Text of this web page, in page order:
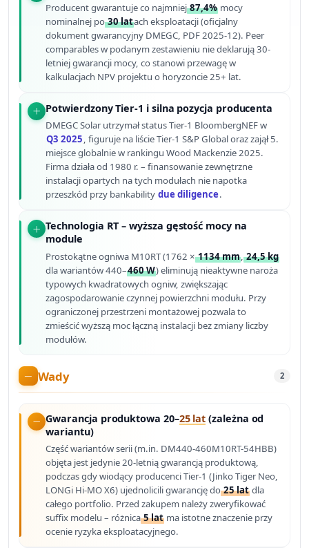
Producent gwarantuje co najmniej87,4% mocy
nominalnej po30 latach eksploatacji (oficjalny
dokument gwarancyjny DMEGC, PDF 2025-12). Peer
comparables w podanym zestawieniu nie deklarują 30-
letniej gwarancji mocy, co stanowi przewagę w
kalkulacjach NPV projektu o horyzoncie 25+ lat.
Potwierdzony Tier-1 i silna pozycja producenta
DMEGC Solar utrzymał status Tier-1 BloombergNEF w
Q3 2025, figuruje na liście Tier-1 S&P Global oraz zajął 5.
miejsce globalnie w rankingu Wood Mackenzie 2025.
Firma działa od 1980 r. – finansowanie zewnętrzne
instalacji opartych na tych modułach nie napotka
przeszkód przy bankability due diligence.
Technologia RT – wyższa gęstość mocy na
module
Prostokątne ogniwa M10RT (1762 ×1134 mm,24,5 kg
dla wariantów 440–460 W) eliminują nieaktywne naroża
typowych kwadratowych ogniw, zwiększając
zagospodarowanie czynnej powierzchni modułu. Przy
ograniczonej przestrzeni montażowej pozwala to
zmieścić wyższą moc łączną instalacji bez zmiany liczby
modułów.
Wady 2
Gwarancja produktowa 20–25 lat (zależna od
wariantu)
Część wariantów serii (m.in. DM440-460M10RT-54HBB)
objęta jest jedynie 20-letnią gwarancją produktową,
podczas gdy wiodący producenci Tier-1 (Jinko Tiger Neo,
LONGi Hi-MO X6) ujednolicili gwarancję do25 lat dla
całego portfolio. Przed zakupem należy zweryfikować
suffix modelu – różnica5 lat ma istotne znaczenie przy
ocenie ryzyka eksploatacyjnego.